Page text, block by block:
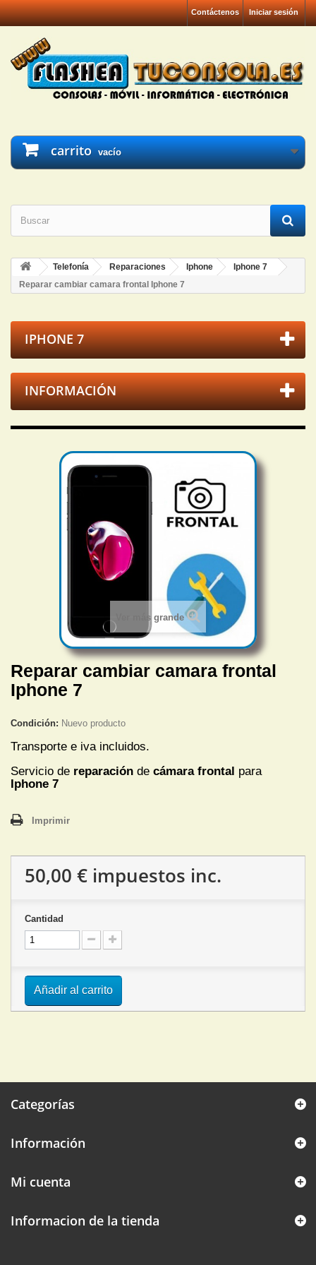
Iniciar sesión
Contáctenos
carrito vacío
Telefonía Reparaciones Iphone
Iphone 7
Reparar cambiar camara frontal Iphone 7
IPHONE 7
INFORMACIÓN
Ver más grande
Reparar cambiar camara frontal
Iphone 7
Condición: Nuevo producto
Transporte e iva incluidos.
Servicio de reparación de cámara frontal para
Iphone 7
Imprimir
50,00 € impuestos inc.
Cantidad
Añadir al carrito
Categorías
Información
Mi cuenta
Informacion de la tienda